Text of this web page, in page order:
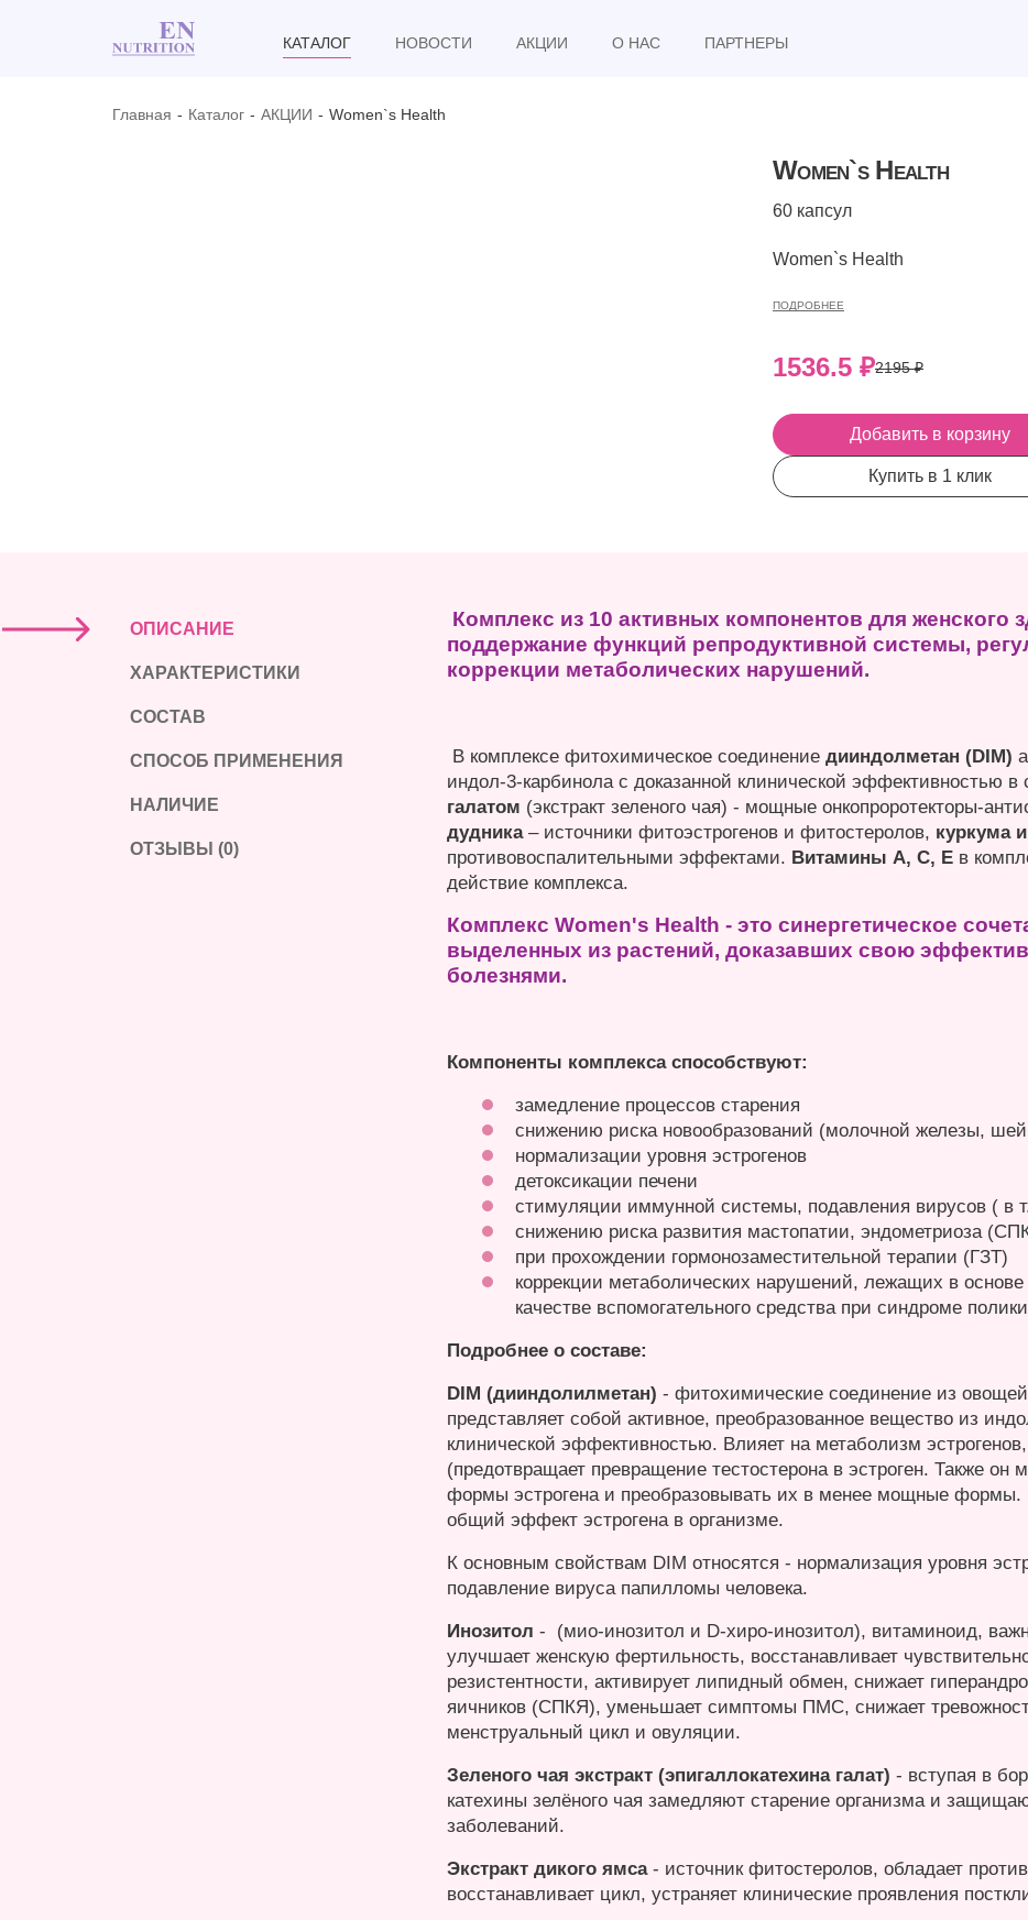
КАТАЛОГ НОВОСТИ АКЦИИ О НАС ПАРТНЕРЫ
Главная Каталог АКЦИИ Women`s Health
Women`s Health
60 капсул
Women`s Health
ПОДРОБНЕЕ
1536.5 ₽2195₽
Добавить в корзину
Купить в 1 клик
ОПИСАНИЕ
ХАРАКТЕРИСТИКИ
СОСТАВ
СПОСОБ ПРИМЕНЕНИЯ
НАЛИЧИЕ
ОТЗЫВЫ (0)
Комплекс из 10 активных компонентов для женского
поддержание функций репродуктивной системы,
коррекции метаболических нарушений.
В комплексе фитохимическое соединениедииндолметан (DIM)
индол-3-карбинола с доказанной клинической эффективностью в
галатом (экстракт зеленого чая) - мощные онкопроротекторы-
дудника– источники фитоэстрогенов и фитостеролов, куркума
противовоспалительными эффектами. Витамины А, С, Е в
действие комплекса.
Комплекс Women's Health - это синергетическое
выделенных из растений, доказавших свою
болезнями.
Компоненты комплекса способствуют:
замедление процессов старения
снижению риска новообразований (молочной железы,
нормализации уровня эстрогенов
детоксикации печени
стимуляции иммунной системы, подавления вирусов ( в
снижению риска развития мастопатии, эндометриоза
при прохождении гормонозаместительной терапии (ГЗТ)
коррекции метаболических нарушений, лежащих в
качестве вспомогательного средства при синдроме
Подробнее о составе:
DIM (дииндолилметан) - фитохимические соединение из
представляет собой активное, преобразованное вещество из
клинической эффективностью. Влияет на метаболизм
(предотвращает превращение тестостерона в эстроген. Также
формы эстрогена и преобразовывать их в менее мощные формы.
общий эффект эстрогена в организме.
К основным свойствам DIM относятся - нормализация уровня
подавление вируса папилломы человека.
Инозитол- (мио-инозитол и D-хиро-инозитол), витаминоид,
улучшает женскую фертильность, восстанавливает
резистентности, активирует липидный обмен, снижает
яичников (СПКЯ), уменьшает симптомы ПМС, снижает
менструальный цикл и овуляции.
Зеленого чая экстракт (эпигаллокатехина галат)- вступая в
катехины зелёного чая замедляют старение организма и
заболеваний.
Экстракт дикого ямса- источник фитостеролов, обладает
восстанавливает цикл, устраняет клинические проявления